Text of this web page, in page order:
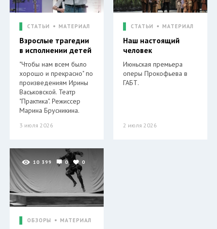
СТАТЬИ МАТЕРИАЛ
Взрослые трагедии
в исполнении детей
"Чтобы нам всем было
хорошо и прекрасно" по
произведениям Ирины
Васьковской. Театр
"Практика". Режиссер
Марина Брусникина.
3 июля 2026
СТАТЬИ МАТЕРИАЛ
Наш настоящий
человек
Июньская премьера
оперы Прокофьева в
ГАБТ.
2 июля 2026
10 399 0 0
ОБЗОРЫ МАТЕРИАЛ